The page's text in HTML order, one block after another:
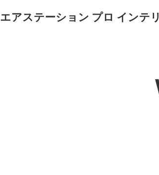
エアステーション プロ インテ